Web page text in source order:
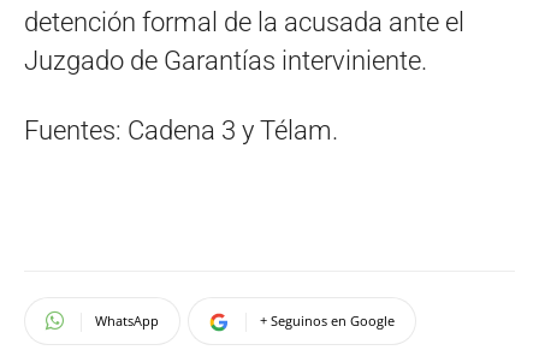
detención formal de la acusada ante el
Juzgado de Garantías interviniente.
Fuentes: Cadena 3 y Télam.
WhatsApp + Seguinos en Google